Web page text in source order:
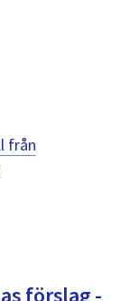
från
förslag -